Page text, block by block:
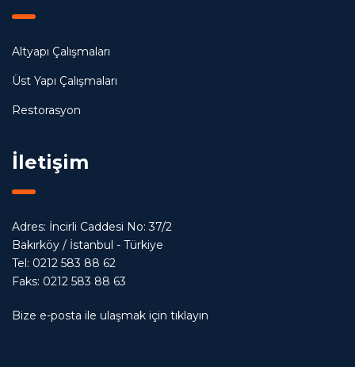
Altyapı Çalışmaları
Üst Yapı Çalışmaları
Restorasyon
İletişim
Adres: İncirli Caddesi No: 37/2
Bakırköy / İstanbul - Türkiye
Tel: 0212 583 88 62
Faks: 0212 583 88 63
Bize e-posta ile ulaşmak için tıklayın